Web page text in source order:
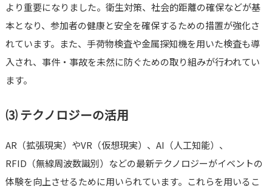
より重要になりました。衛生対策、社会的距離の確保などが基
本となり、参加者の健康と安全を確保するための措置が強化さ
れています。また、手荷物検査や金属探知機を用いた検査も導
入され、事件・事故を未然に防ぐための取り組みが行われてい
ます。
⑶ テクノロジーの活用
AR（拡張現実）やVR（仮想現実）、AI（人工知能）、
RFID（無線周波数識別）などの最新テクノロジーがイベントの
体験を向上させるために用いられています。これらを用いるこ